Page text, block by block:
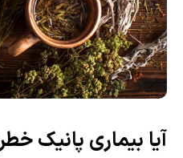
آیا بیماری پانیک